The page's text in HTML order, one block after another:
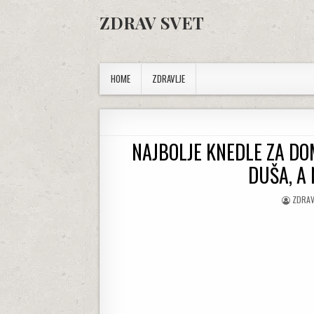
Skip to content
ZDRAV SVET
HOME ZDRAVLJE
NAJBOLJE KNEDLE ZA
DUŠA, A